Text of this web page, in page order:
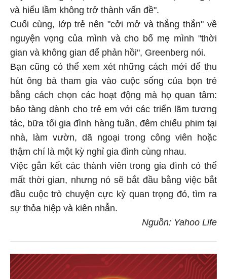
và hiểu lầm không trở thành vấn đề".
Cuối cùng, lớp trẻ nên "cởi mở và thẳng thắn" về
nguyện vọng của mình và cho bố mẹ mình "thời
gian và không gian để phản hồi", Greenberg nói.
Bạn cũng có thể xem xét những cách mới để thu
hút ông bà tham gia vào cuộc sống của bọn trẻ
bằng cách chọn các hoạt động mà họ quan tâm:
bảo tàng dành cho trẻ em với các triển lãm tương
tác, bữa tối gia đình hàng tuần, đêm chiếu phim tại
nhà, làm vườn, dã ngoại trong công viên hoặc
thậm chí là một kỳ nghỉ gia đình cùng nhau.
Việc gắn kết các thành viên trong gia đình có thể
mất thời gian, nhưng nó sẽ bắt đầu bằng việc bắt
đầu cuộc trò chuyện cực kỳ quan trọng đó, tìm ra
sự thỏa hiệp và kiên nhẫn.
Nguồn: Yahoo Life